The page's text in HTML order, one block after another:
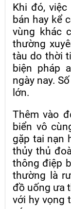
Khi đó,
bán hay kể
vùng khác
thường
tàu do thời
biện pháp
ngày nay.
lớn.
Thêm vào
biển vô
gặp tai nạn
thủy thủ
thông điệp
thường là
đồ uống ưa
với hy vọng